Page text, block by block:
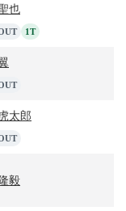
也
1T
太郎
毅